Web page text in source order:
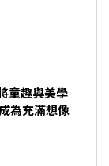
童趣與美學
為充滿想像